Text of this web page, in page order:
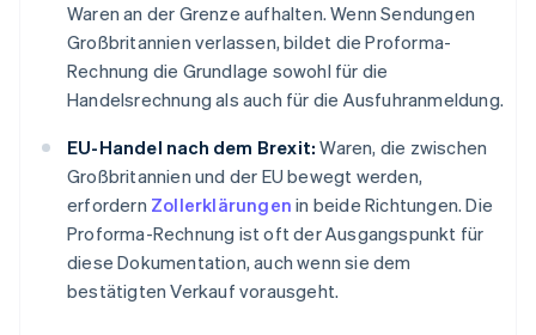
Waren an der Grenze aufhalten. Wenn Sendungen
Großbritannien verlassen, bildet die Proforma-
Rechnung die Grundlage sowohl für die
Handelsrechnung als auch für die Ausfuhranmeldung.
EU-Handel nach dem Brexit: Waren, die zwischen
Großbritannien und der EU bewegt werden,
erfordern Zollerklärungen in beide Richtungen. Die
Proforma-Rechnung ist oft der Ausgangspunkt für
diese Dokumentation, auch wenn sie dem
bestätigten Verkauf vorausgeht.